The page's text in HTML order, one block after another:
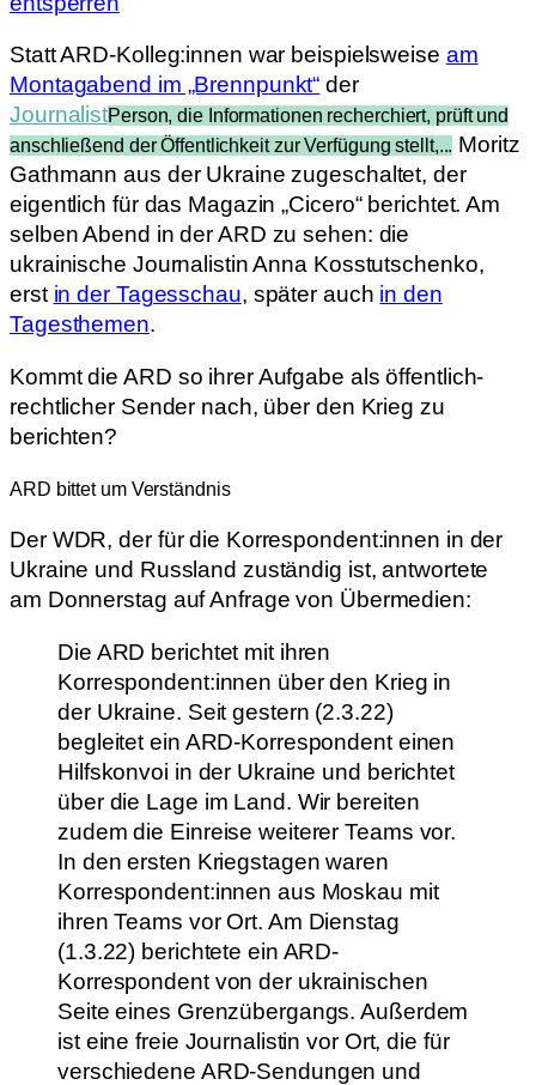
Statt ARD-Kolleg:innen war beispielsweise am
Montagabend im „Brennpunkt“ der
JournalistPerson, die Informationen recherchiert, prüft und
anschließend der Öffentlichkeit zur Verfügung stellt,... Moritz
Gathmann aus der Ukraine zugeschaltet, der
eigentlich für das Magazin „Cicero“ berichtet. Am
selben Abend in der ARD zu sehen: die
ukrainische Journalistin Anna Kosstutschenko,
erst in der Tagesschau, später auch in den
Tagesthemen.
Kommt die ARD so ihrer Aufgabe als öffentlich-
rechtlicher Sender nach, über den Krieg zu
berichten?
ARD bittet um Verständnis
Der WDR, der für die Korrespondent:innen in der
Ukraine und Russland zuständig ist, antwortete
am Donnerstag auf Anfrage von Übermedien:
Die ARD berichtet mit ihren
Korrespondent:innen über den Krieg in
der Ukraine. Seit gestern (2.3.22)
begleitet ein ARD-Korrespondent einen
Hilfskonvoi in der Ukraine und berichtet
über die Lage im Land. Wir bereiten
zudem die Einreise weiterer Teams vor.
In den ersten Kriegstagen waren
Korrespondent:innen aus Moskau mit
ihren Teams vor Ort. Am Dienstag
(1.3.22) berichtete ein ARD-
Korrespondent von der ukrainischen
Seite eines Grenzübergangs. Außerdem
ist eine freie Journalistin vor Ort, die für
verschiedene ARD-Sendungen und